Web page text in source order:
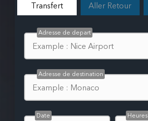
Transfert Aller Retour
Adresse de depart
Adresse de destination
Date Heures